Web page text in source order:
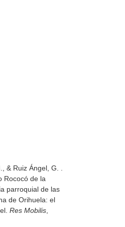
& Ruiz Ángel, G. .
Rococó de la
parroquial de las
de Orihuela: el
Res Mobilis,